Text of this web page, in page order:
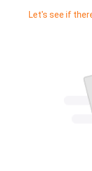
Let's see if